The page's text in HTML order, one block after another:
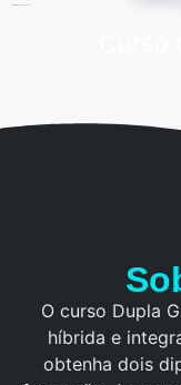
O curso Dupla
híbrida e
obtenha dois